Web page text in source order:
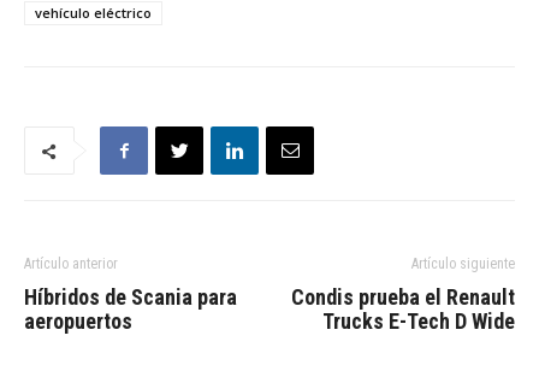
vehículo eléctrico
Artículo anterior
Híbridos de Scania para
aeropuertos
Artículo siguiente
Condis prueba el Renault
Trucks E-Tech D Wide